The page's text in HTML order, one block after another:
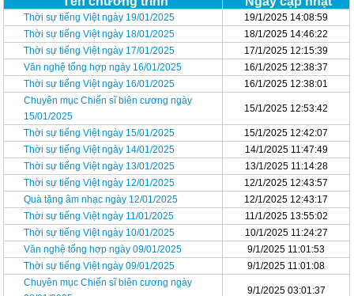
Thời sự tiếng Việt ngày 19/01/2025
19/1/2025 14:08:59
Thời sự tiếng Việt ngày 18/01/2025
18/1/2025 14:46:22
Thời sự tiếng Việt ngày 17/01/2025
17/1/2025 12:15:39
Văn nghệ tổng hợp ngày 16/01/2025
16/1/2025 12:38:37
Thời sự tiếng Việt ngày 16/01/2025
16/1/2025 12:38:01
Chuyên mục Chiến sĩ biên cương ngày
15/01/2025
15/1/2025 12:53:42
Thời sự tiếng Việt ngày 15/01/2025
15/1/2025 12:42:07
Thời sự tiếng Việt ngày 14/01/2025
14/1/2025 11:47:49
Thời sự tiếng Việt ngày 13/01/2025
13/1/2025 11:14:28
Thời sự tiếng Việt ngày 12/01/2025
12/1/2025 12:43:57
Quà tặng âm nhạc ngày 12/01/2025
12/1/2025 12:43:17
Thời sự tiếng Việt ngày 11/01/2025
11/1/2025 13:55:02
Thời sự tiếng Việt ngày 10/01/2025
10/1/2025 11:24:27
Văn nghệ tổng hợp ngày 09/01/2025
9/1/2025 11:01:53
Thời sự tiếng Việt ngày 09/01/2025
9/1/2025 11:01:08
Chuyên mục Chiến sĩ biên cương ngày
9/1/2025 03:01:37